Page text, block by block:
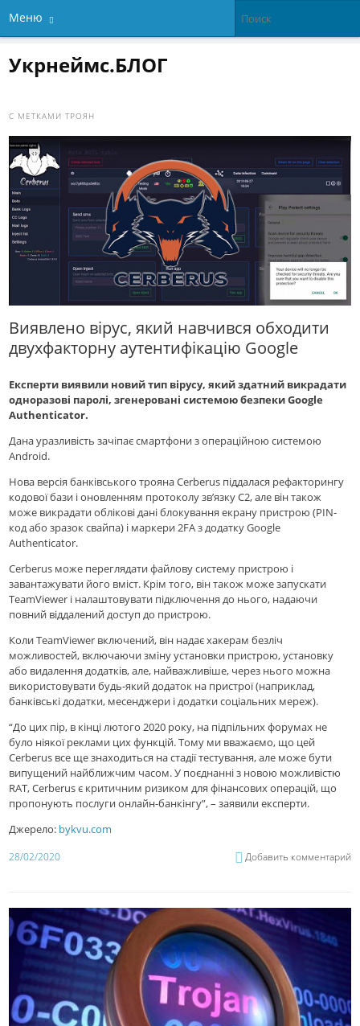
Меню
Укрнеймс.БЛОГ
С МЕТКАМИТРОЯН
Виявлено вірус, який навчився обходити
двухфакторну аутентифікацію Google
Експерти виявили новий тип вірусу, який здатний викрадати
одноразові паролі, згенеровані системою безпеки Google
Authenticator.
Дана уразливість зачіпає смартфони з операційною системою
Android.
Нова версія банківського трояна Cerberus піддалася рефакторингу
кодової бази і оновленням протоколу зв’язку C2, але він також
може викрадати облікові дані блокування екрану пристрою (PIN-
код або зразок свайпа) і маркери 2FA з додатку Google
Authenticator.
Cerberus може переглядати файлову систему пристрою і
завантажувати його вміст. Крім того, він також може запускати
TeamViewer і налаштовувати підключення до нього, надаючи
повний віддалений доступ до пристрою.
Коли TeamViewer включений, він надає хакерам безліч
можливостей, включаючи зміну установки пристрою, установку
або видалення додатків, але, найважливіше, через нього можна
використовувати будь-який додаток на пристрої (наприклад,
банківські додатки, месенджери і додатки соціальних мереж).
“До цих пір, в кінці лютого 2020 року, на підпільних форумах не
було ніякої реклами цих функцій. Тому ми вважаємо, що цей
Cerberus все ще знаходиться на стадії тестування, але може бути
випущений найближчим часом. У поєднанні з новою можливістю
RAT, Cerberus є критичним ризиком для фінансових операцій, що
пропонують послуги онлайн-банкінгу”, – заявили експерти.
Джерело: bykvu.com
28/02/2020 Добавить комментарий